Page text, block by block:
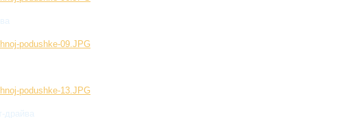
podushke-09.JPG
podushke-13.JPG
драйва